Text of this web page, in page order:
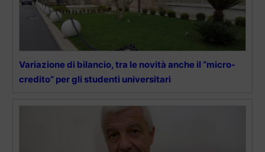
Variazione di bilancio, tra le novità anche il “micro-
credito” per gli studenti universitari